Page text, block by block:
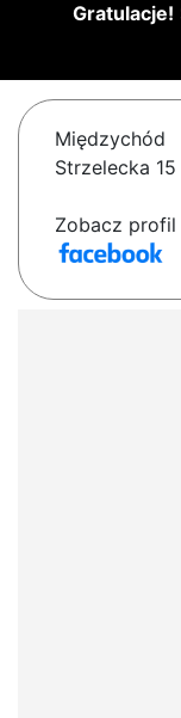
Gratulacje!
Międzychód
Strzelecka 15
Zobacz profil